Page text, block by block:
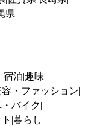
県
宿泊 趣味
容・ファッション
バイク
暮らし